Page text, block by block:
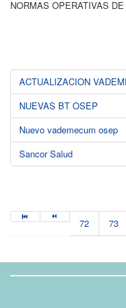
NORMAS OPERATIVAS
ACTUALIZACION
NUEVAS BT OSEP
Nuevo vademecum osep
Sancor Salud
72 73